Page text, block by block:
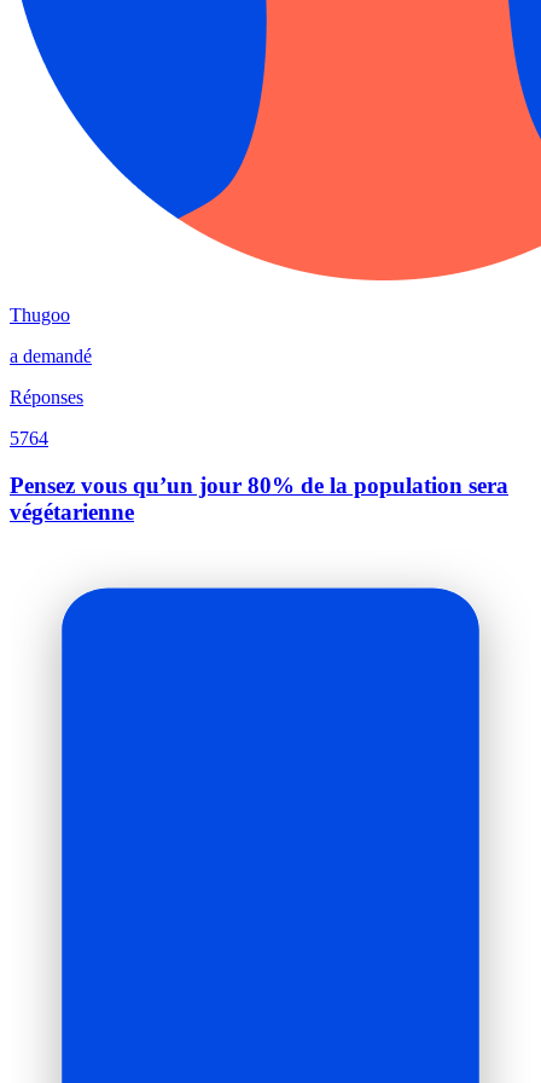
Thugoo
a demandé
Réponses
5764
Pensez vous qu’un jour 80% de la population sera
végétarienne